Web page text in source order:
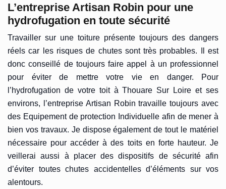
L’entreprise Artisan Robin pour une
hydrofugation en toute sécurité
Travailler sur une toiture présente toujours des dangers
réels car les risques de chutes sont très probables. Il est
donc conseillé de toujours faire appel à un professionnel
pour éviter de mettre votre vie en danger. Pour
l’hydrofugation de votre toit à Thouare Sur Loire et ses
environs, l’entreprise Artisan Robin travaille toujours avec
des Equipement de protection Individuelle afin de mener à
bien vos travaux. Je dispose également de tout le matériel
nécessaire pour accéder à des toits en forte hauteur. Je
veillerai aussi à placer des dispositifs de sécurité afin
d’éviter toutes chutes accidentelles d’éléments sur vos
alentours.